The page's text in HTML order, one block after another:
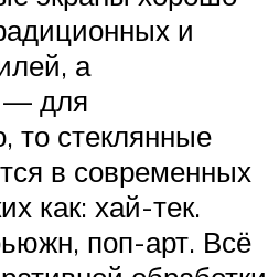
и
а
— для
то стеклянные
в современных
как: хай-тек.
поп-арт. Всё